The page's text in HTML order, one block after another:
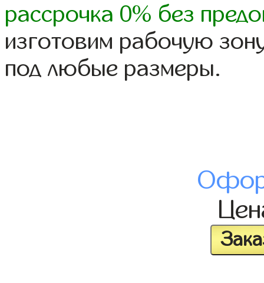
рассрочка 0% без
изготовим рабочую
под любые размеры.